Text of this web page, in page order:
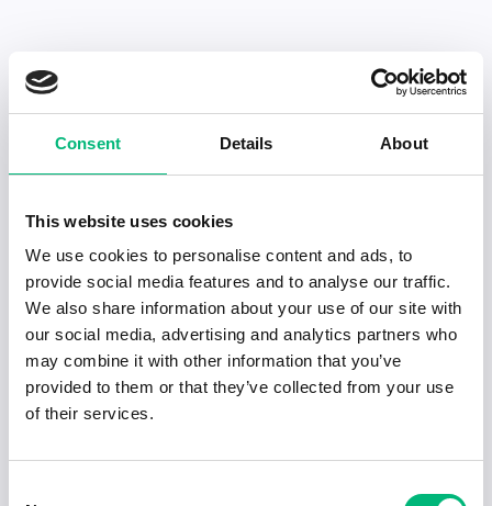
Consent Details About
This website uses cookies
We use cookies to personalise content and ads, to
provide social media features and to analyse our traffic.
We also share information about your use of our site with
our social media, advertising and analytics partners who
may combine it with other information that you’ve
provided to them or that they’ve collected from your use
of their services.
Senaste publiceringarna i Jobbnytt
Visa fler artiklar